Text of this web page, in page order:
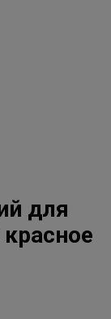
для